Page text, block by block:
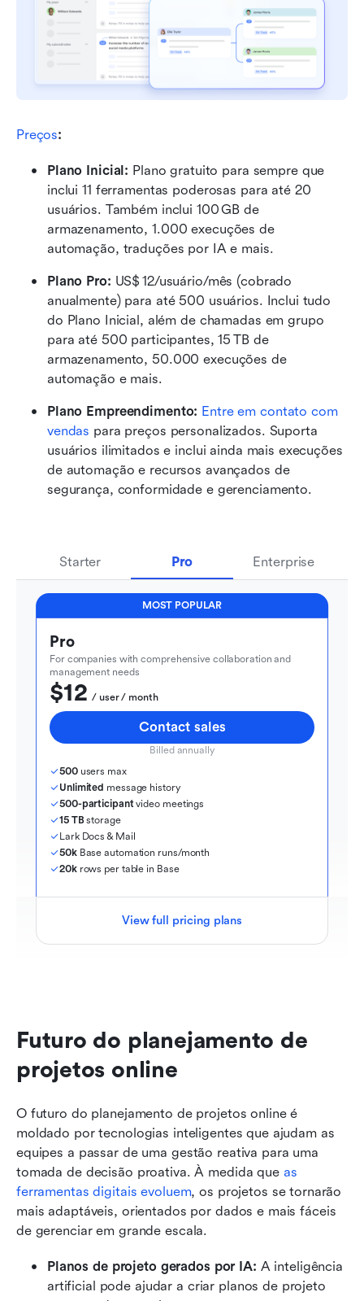
Preços:
Plano Inicial: Plano gratuito para sempre que
inclui 11 ferramentas poderosas para até 20
usuários. Também inclui 100 GB de
armazenamento, 1.000 execuções de
automação, traduções por IA e mais.
Plano Pro: US$ 12/usuário/mês (cobrado
anualmente) para até 500 usuários. Inclui tudo
do Plano Inicial, além de chamadas em grupo
para até 500 participantes, 15 TB de
armazenamento, 50.000 execuções de
automação e mais.
Plano Empreendimento: Entre em contato com
vendas para preços personalizados. Suporta
usuários ilimitados e inclui ainda mais execuções
de automação e recursos avançados de
segurança, conformidade e gerenciamento.
Starter Pro Enterprise
MOST POPULAR
Pro
For companies with comprehensive collaboration and
management needs
$12
  / user / month
Contact sales
Billed annually
500 users max
Unlimited message history
500-participant video meetings
15 TB storage
Lark Docs & Mail
50k Base automation runs/month
20k rows per table in Base
View full pricing plans
Futuro do planejamento de
projetos online
O futuro do planejamento de projetos online é
moldado por tecnologias inteligentes que ajudam as
equipes a passar de uma gestão reativa para uma
tomada de decisão proativa. À medida que as
ferramentas digitais evoluem, os projetos se tornarão
mais adaptáveis, orientados por dados e mais fáceis
de gerenciar em grande escala.
Planos de projeto gerados por IA: A inteligência
artificial pode ajudar a criar planos de projeto